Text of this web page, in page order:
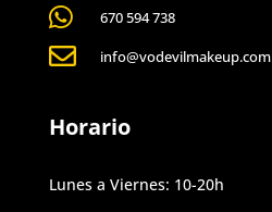
 670 594 738
 info@vodevilmakeup.com
Horario
Lunes a Viernes: 10-20h